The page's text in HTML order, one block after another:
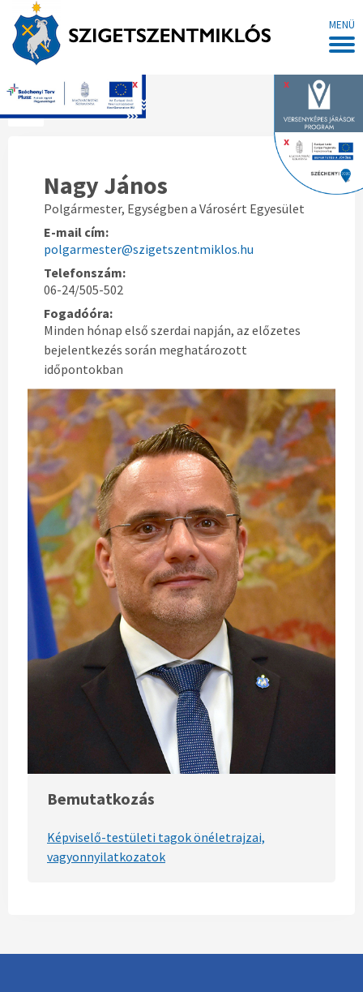
MENÜ
x
x
x
Főoldal
Nagy János
Polgármester, Egységben a Városért Egyesület
E-mail cím:
polgarmester@szigetszentmiklos.hu
Telefonszám:
06-24/505-502
Fogadóóra:
Minden hónap első szerdai napján, az előzetes
bejelentkezés során meghatározott
időpontokban
Bemutatkozás
Képviselő-testületi tagok önéletrajzai,
vagyonnyilatkozatok